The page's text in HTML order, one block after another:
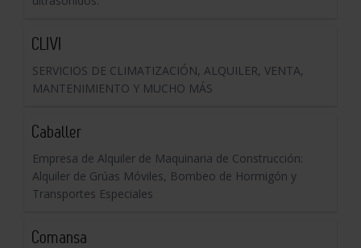
CLIVI
SERVICIOS DE CLIMATIZACIÓN, ALQUILER, VENTA,
MANTENIMIENTO Y MUCHO MÁS
Caballer
Empresa de Alquiler de Maquinaria de Construcción:
Alquiler de Grúas Móviles, Bombeo de Hormigón y
Transportes Especiales
Comansa